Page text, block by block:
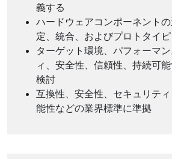
義する
ハードウェアコンポーネント
定、統合、およびプロトタイ
ターゲット環境、パフォーマ
ィ、安全性、信頼性、持続可
検討
互換性、安全性、セキュリテ
能性などの業界標準に準拠